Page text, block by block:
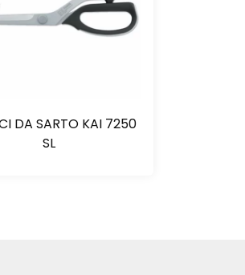
DA SARTO KAI 7250
SL